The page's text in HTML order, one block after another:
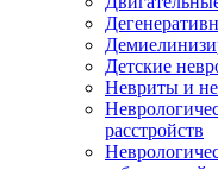
Детские
Невриты и
расстройств